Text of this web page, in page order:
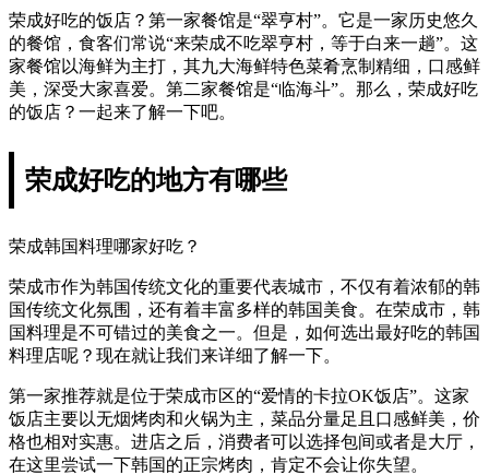
荣成好吃的饭店？第一家餐馆是“翠亨村”。它是一家历史悠久
的餐馆，食客们常说“来荣成不吃翠亨村，等于白来一趟”。这
家餐馆以海鲜为主打，其九大海鲜特色菜肴烹制精细，口感鲜
美，深受大家喜爱。第二家餐馆是“临海斗”。那么，荣成好吃
的饭店？一起来了解一下吧。
荣成好吃的地方有哪些
荣成韩国料理哪家好吃？
荣成市作为韩国传统文化的重要代表城市，不仅有着浓郁的韩
国传统文化氛围，还有着丰富多样的韩国美食。在荣成市，韩
国料理是不可错过的美食之一。但是，如何选出最好吃的韩国
料理店呢？现在就让我们来详细了解一下。
第一家推荐就是位于荣成市区的“爱情的卡拉OK饭店”。这家
饭店主要以无烟烤肉和火锅为主，菜品分量足且口感鲜美，价
格也相对实惠。进店之后，消费者可以选择包间或者是大厅，
在这里尝试一下韩国的正宗烤肉，肯定不会让你失望。